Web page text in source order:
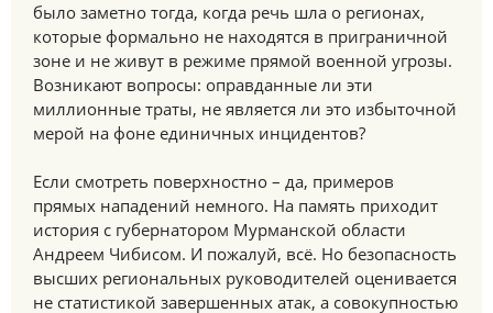
было заметно тогда, когда речь шла о регионах,
которые формально не находятся в приграничной
зоне и не живут в режиме прямой военной угрозы.
Возникают вопросы: оправданные ли эти
миллионные траты, не является ли это избыточной
мерой на фоне единичных инцидентов?
Если смотреть поверхностно – да, примеров
прямых нападений немного. На память приходит
история с губернатором Мурманской области
Андреем Чибисом. И пожалуй, всё. Но безопасность
высших региональных руководителей оценивается
не статистикой завершенных атак, а совокупностью